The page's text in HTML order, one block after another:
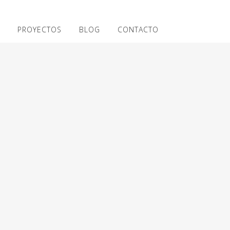
PROYECTOS BLOG CONTACTO